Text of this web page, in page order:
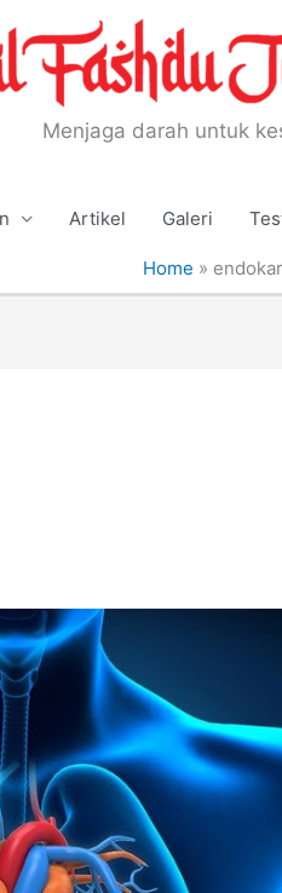
Menjaga darah untuk
Artikel Galeri
Home »